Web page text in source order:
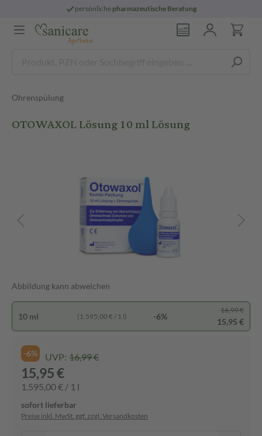
persönliche pharmazeutische Beratung
Ohrenspülung
OTOWAXOL Lösung 10 ml Lösung
Abbildung kann abweichen
10 ml (1.595,00 € / 1 l) -6%
16,99 €
15,95 €
-6% UVP: 16,99 €
15,95 €
1.595,00 € / 1 l
sofort lieferbar
Preise inkl. MwSt. ggf. zzgl. Versandkosten